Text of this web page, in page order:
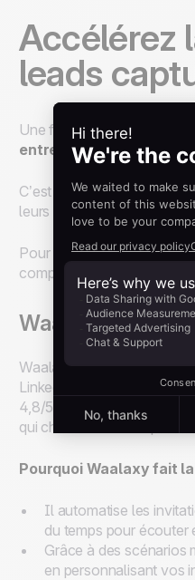
Accélérez
leads
Une fois vos prospects
entrer en contact de
C’est souvent à cette
leurs messages LinkedIn
Pour éviter ces tâches
complémentaires à
Waalaxy : votre
Waalaxy est un logiciel
LinkedIn et par email. Il
4,8/5. Ces chiffres
qui cherchent à multiplier
Pourquoi Waalaxy fait
Il automatise les
du temps pour écouter
Grâce à des scénarios
en personnalisant vos